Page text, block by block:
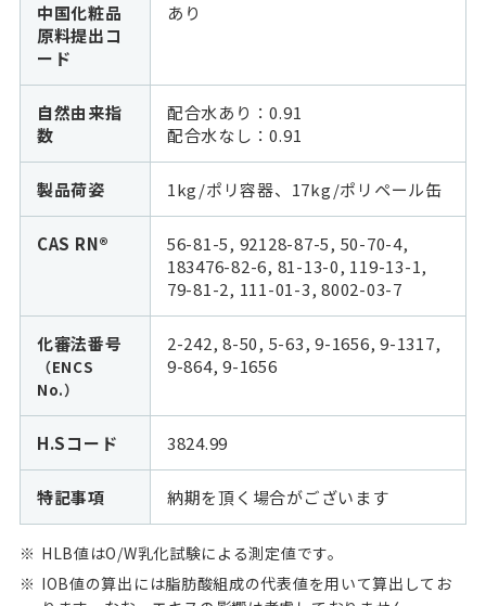
中国化粧品
原料提出コ
ード
あり
自然由来指
数
配合水あり：0.91
配合水なし：0.91
製品荷姿 1kg/ポリ容器、17kg/ポリペール缶
CAS RN®
56-81-5, 92128-87-5, 50-70-4,
183476-82-6, 81-13-0, 119-13-1,
79-81-2, 111-01-3, 8002-03-7
化審法番号
（ENCS
No.）
2-242, 8-50, 5-63, 9-1656, 9-1317,
9-864, 9-1656
H.Sコード 3824.99
特記事項 納期を頂く場合がございます
HLB値はO/W乳化試験による測定値です。
IOB値の算出には脂肪酸組成の代表値を用いて算出してお